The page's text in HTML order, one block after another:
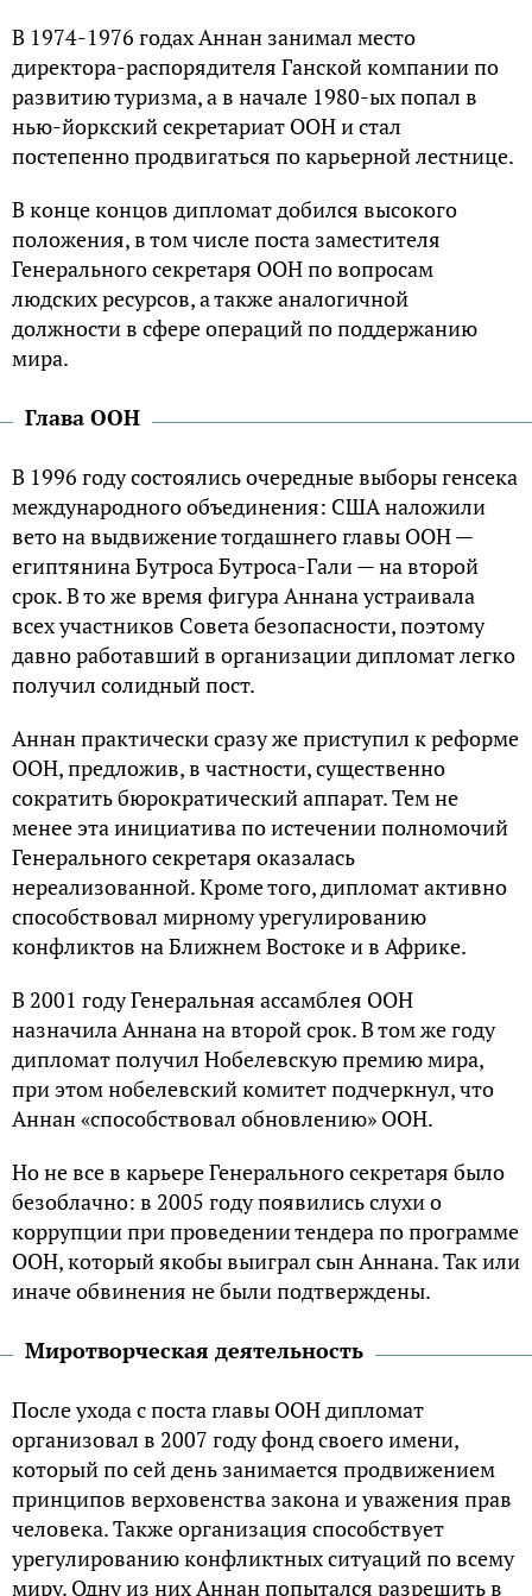
В 1974-1976 годах Аннан занимал место
директора-распорядителя Ганской компании по
развитию туризма, а в начале 1980-ых попал в
нью-йоркский секретариат ООН и стал
постепенно продвигаться по карьерной лестнице.
В конце концов дипломат добился высокого
положения, в том числе поста заместителя
Генерального секретаря ООН по вопросам
людских ресурсов, а также аналогичной
должности в сфере операций по поддержанию
мира.
Глава ООН
В 1996 году состоялись очередные выборы генсека
международного объединения: США наложили
вето на выдвижение тогдашнего главы ООН —
египтянина Бутроса Бутроса-Гали — на второй
срок. В то же время фигура Аннана устраивала
всех участников Совета безопасности, поэтому
давно работавший в организации дипломат легко
получил солидный пост.
Аннан практически сразу же приступил к реформе
ООН, предложив, в частности, существенно
сократить бюрократический аппарат. Тем не
менее эта инициатива по истечении полномочий
Генерального секретаря оказалась
нереализованной. Кроме того, дипломат активно
способствовал мирному урегулированию
конфликтов на Ближнем Востоке и в Африке.
В 2001 году Генеральная ассамблея ООН
назначила Аннана на второй срок. В том же году
дипломат получил Нобелевскую премию мира,
при этом нобелевский комитет подчеркнул, что
Аннан «способствовал обновлению» ООН.
Но не все в карьере Генерального секретаря было
безоблачно: в 2005 году появились слухи о
коррупции при проведении тендера по программе
ООН, который якобы выиграл сын Аннана. Так или
иначе обвинения не были подтверждены.
Миротворческая деятельность
После ухода с поста главы ООН дипломат
организовал в 2007 году фонд своего имени,
который по сей день занимается продвижением
принципов верховенства закона и уважения прав
человека. Также организация способствует
урегулированию конфликтных ситуаций по всему
миру. Одну из них Аннан попытался разрешить в